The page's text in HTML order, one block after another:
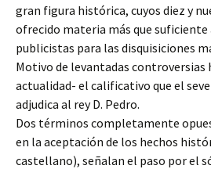
gran figura histórica, cuyos diez y
ofrecido materia más que suficiente
publicistas para las disquisiciones
Motivo de levantadas controversias
actualidad- el calificativo que el
adjudica al rey D. Pedro.
Dos términos completamente
en la aceptación de los hechos
castellano), señalan el paso por el